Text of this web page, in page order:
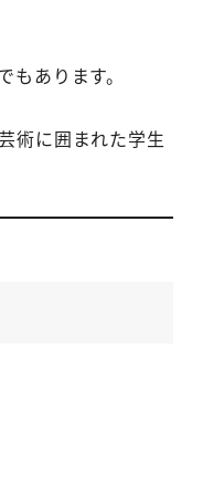
あります。
術に囲まれた学生